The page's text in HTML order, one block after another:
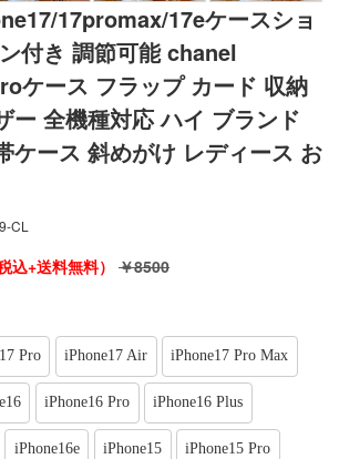
17promax/17eケースショ
付き 調節可能 chanel
ケース フラップ カード 収納
ー 全機種対応 ハイ ブランド
ケース 斜めがけ レディース お
CL
込+送料無料） ￥8500
Pro iPhone17 Air iPhone17 Pro Max
iPhone16 Pro iPhone16 Plus
iPhone16e iPhone15 iPhone15 Pro